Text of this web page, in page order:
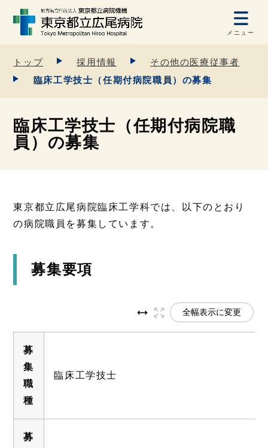
メニュー
トップ 採用情報
その他の医療従事者
臨床工学技士（任期付病院職員）の募集
臨床工学技士（任期付病院職
員）の募集
東京都立広尾病院臨床工学科では、以下のとおり
の病院職員を募集しています。
募集要項
全幅表示に変更
募
集
職
種
臨床工学技士
募